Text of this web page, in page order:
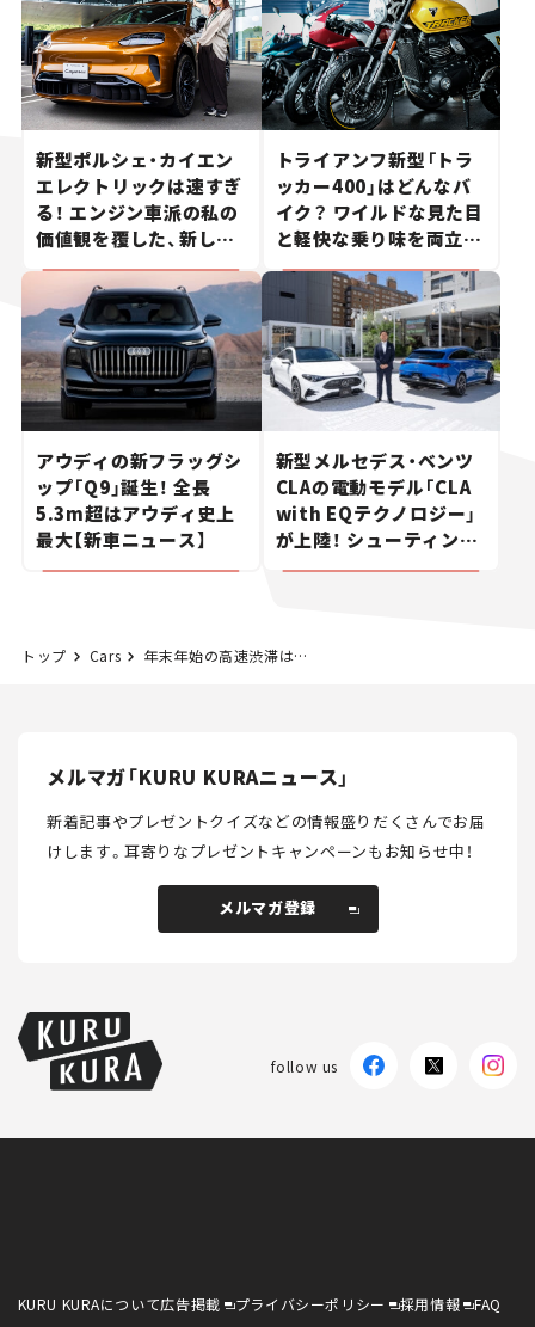
新型ポルシェ・カイエン
エレクトリックは速すぎ
る！ エンジン車派の私の
価値観を覆した、新しい
ポルシェの走り。
トライアンフ新型「トラ
ッカー400」はどんなバ
イク？ ワイルドな見た目
と軽快な乗り味を両立し
た400ccフラットトラッ
カー【試乗レビュー】
アウディの新フラッグシ
ップ「Q9」誕生！ 全長
5.3m超はアウディ史上
最大【新車ニュース】
新型メルセデス・ベンツ
CLAの電動モデル「CLA
with EQテクノロジー」
が上陸！ シューティング
ブレークも発売【新車ニ
トップ Cars 年末年始の高速渋滞は約7割減。コロナ自粛と大雪予報が影響か。
メルマガ「KURU KURAニュース」
新着記事やプレゼントクイズなどの情報盛りだくさんでお届
けします。耳寄りなプレゼントキャンペーンもお知らせ中！
メルマガ登録
follow us
KURU KURAについて広告掲載 プライバシーポリシー 採用情報 FAQ